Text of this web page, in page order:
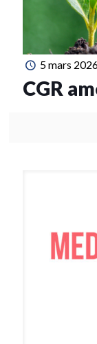
5 mars
CGR